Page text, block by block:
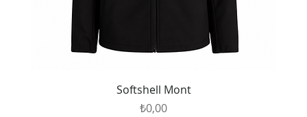
Softshell Mont
Fiyat
₺0,00